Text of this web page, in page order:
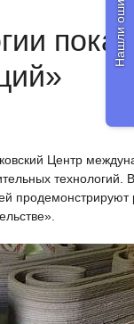
Центр
Нашли ошибку?